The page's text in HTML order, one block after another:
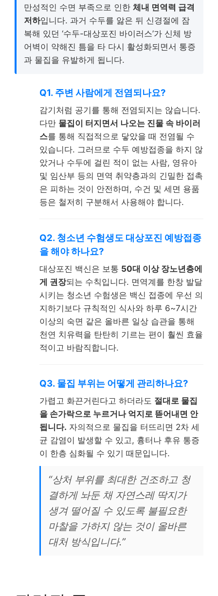
만성적인 수면 부족으로 인한 체내 면역력 급격
저하입니다. 과거 수두를 앓은 뒤 신경절에 잠
복해 있던 ‘수두-대상포진 바이러스’가 신체 방
어벽이 약해진 틈을 타 다시 활성화되면서 통증
과 물집을 유발하게 됩니다.
Q1. 주변 사람에게 전염되나요?
감기처럼 공기를 통해 전염되지는 않습니다.
다만 물집이 터지면서 나오는 진물 속 바이러
스를 통해 직접적으로 닿았을 때 전염될 수
있습니다. 그러므로 수두 예방접종을 하지 않
았거나 수두에 걸린 적이 없는 사람, 영유아
및 임산부 등의 면역 취약층과의 긴밀한 접촉
은 피하는 것이 안전하며, 수건 및 세면 용품
등은 철저히 구분해서 사용해야 합니다.
Q2. 청소년 수험생도 대상포진 예방접종
을 해야 하나요?
대상포진 백신은 보통 50대 이상 장노년층에
게 권장되는 수칙입니다. 면역계를 한창 발달
시키는 청소년 수험생은 백신 접종에 우선 의
지하기보다 규칙적인 식사와 하루 6~7시간
이상의 숙면 같은 올바른 일상 습관을 통해
천연 치유력을 탄탄히 기르는 편이 훨씬 효율
적이고 바람직합니다.
Q3. 물집 부위는 어떻게 관리하나요?
가렵고 화끈거린다고 하더라도 절대로 물집
을 손가락으로 누르거나 억지로 뜯어내면 안
됩니다. 자의적으로 물집을 터뜨리면 2차 세
균 감염이 발생할 수 있고, 흉터나 후유 통증
이 한층 심화될 수 있기 때문입니다.
“상처 부위를 최대한 건조하고 청
결하게 놔둔 채 자연스레 딱지가
생겨 떨어질 수 있도록 불필요한
마찰을 가하지 않는 것이 올바른
대처 방식입니다.”